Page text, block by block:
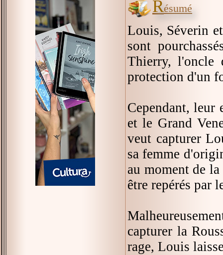
Résumé
Louis, Séverin
sont
Thierry, l'oncle
protection d'un
Cependant, leur
et le Grand
veut capturer
sa femme
au moment de
être repérés par
capturer la
rage, Louis